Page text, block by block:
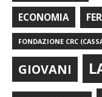
ECONOMIA
FONDAZIONE CRC
GIOVANI